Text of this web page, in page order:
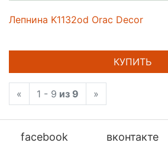
Лепнина K1132od Orac Decor
КУПИТЬ
« 1 - 9 из 9 »
facebook вконтакте